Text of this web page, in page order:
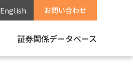
English お問い合わせ
証券関係データベース